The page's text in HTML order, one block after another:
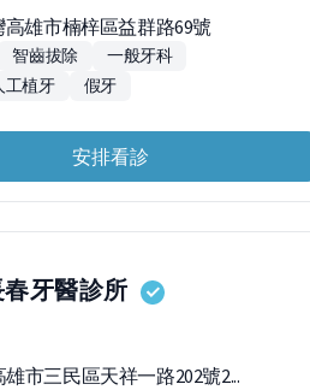
高雄市楠梓區益群路69號
智齒拔除
一般牙科
工植牙
假牙
安排看診
牙醫診所
雄市三民區天祥一路202號2...